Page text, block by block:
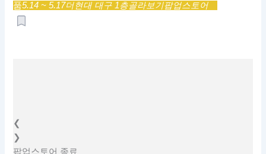
품5.14 ~ 5.17더현대 대구 1층골라보기팝업스토어
❮
❯
팝업스토어 종료